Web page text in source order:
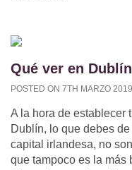
Qué ver en Dublín
POSTED ON 7TH MARZO
A la hora de establecer
Dublín, lo que debes
capital irlandesa, no
que tampoco es la más